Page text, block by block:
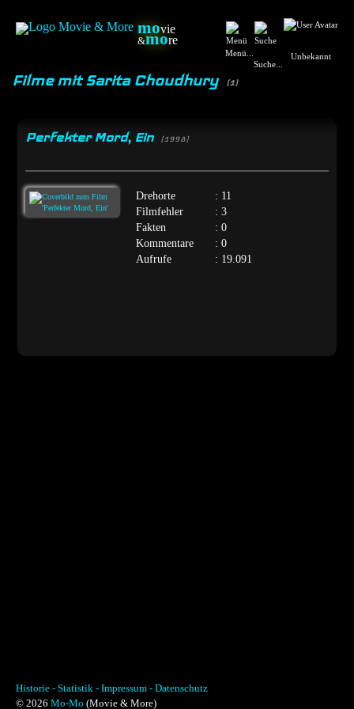
movie
&more
Menü...
Suche...
Unbekannt
Filme mit Sarita Choudhury (1)
Perfekter Mord, Ein [1998]
Drehorte
: 11
Filmfehler
: 3
Fakten
: 0
Kommentare
: 0
Aufrufe
: 19.091
Historie - Statistik - Impressum - Datenschutz
© 2026 Mo-Mo (Movie & More)